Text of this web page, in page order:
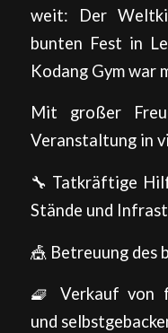
weit: Der
bunten Fest in
Kodang Gym war
Mit großer
Veranstaltung in
🔧 Tatkräftige
Stände und
🎪 Betreuung des
🧇 Verkauf von
und